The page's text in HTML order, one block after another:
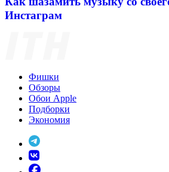
Инстаграм
Фишки
Обзоры
Обои Apple
Подборки
Экономия